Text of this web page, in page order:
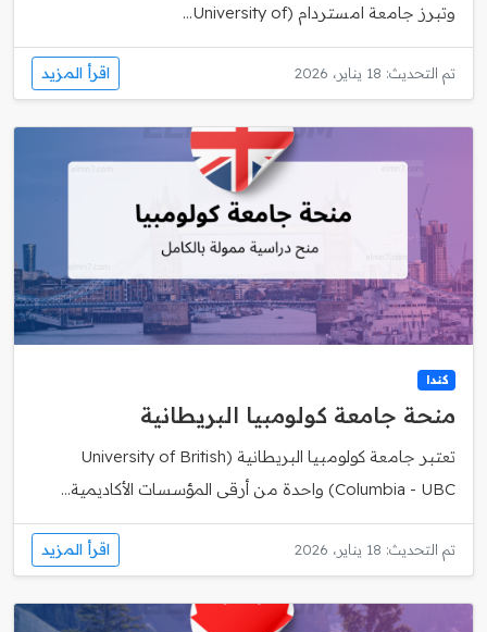
وتبرز جامعة امستردام (University of...
تم التحديث: 18 يناير، 2026 اقرأ المزيد
كندا
منحة جامعة كولومبيا البريطانية
تعتبر جامعة كولومبيا البريطانية (University of British
Columbia - UBC) واحدة من أرقى المؤسسات الأكاديمية...
تم التحديث: 18 يناير، 2026 اقرأ المزيد